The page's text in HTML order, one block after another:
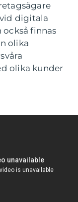
digitala
finnas
olika
olika kunder